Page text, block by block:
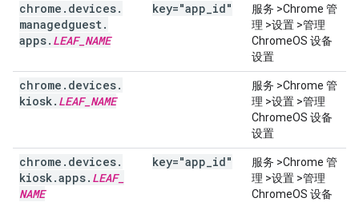
chrome . devices.
managedguest.
apps. LEAF_ NAME
key="app id"
服务 >Chrome 管
理 >设置 >管理
ChromeOS 设备
设置
chrome . devices.
kiosk. LEAF_ NAME
服务 >Chrome 管
理 >设置 >管理
ChromeOS 设备
设置
chrome . devices.
kiosk.apps. LEAF_
NAME
key="app id"
服务 >Chrome 管
理 >设置 >管理
ChromeOS 设备